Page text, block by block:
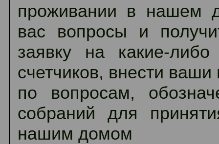
проживании в нашем
вас вопросы и
заявку на какие-
счетчиков, внести
по вопросам,
собраний для
нашим домом